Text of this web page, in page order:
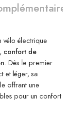
vélo électrique
, confort de
. Dès le premier
et léger, sa
offrant une
pour un confort